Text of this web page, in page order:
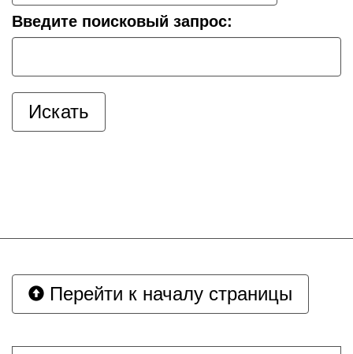
Введите поисковый запрос:
Перейти к началу страницы